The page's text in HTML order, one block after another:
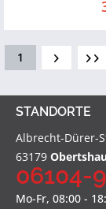
1
STANDORTE
Albrecht-Dürer-
63179
06104-
Mo-Fr, 08:00 -